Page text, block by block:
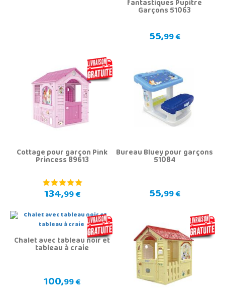
fantastiques Pupitre
Garçons 51063
55,99 €
Cottage pour garçon Pink
Princess 89613
134,99 €
Bureau Bluey pour garçons
51084
55,99 €
Chalet avec tableau noir et
tableau à craie
100,99 €